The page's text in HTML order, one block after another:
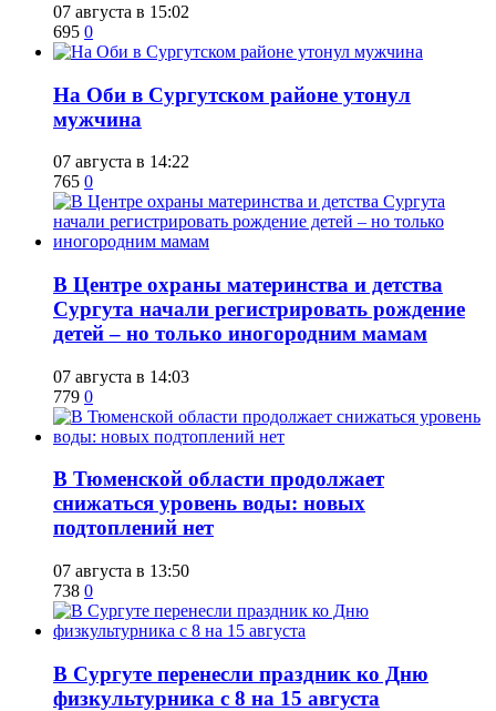
07 августа в 15:02
695 0
​На Оби в Сургутском районе утонул
мужчина
07 августа в 14:22
765 0
​В Центре охраны материнства и детства
Сургута начали регистрировать рождение
детей – но только иногородним мамам
07 августа в 14:03
779 0
​В Тюменской области продолжает
снижаться уровень воды: новых
подтоплений нет
07 августа в 13:50
738 0
​В Сургуте перенесли праздник ко Дню
физкультурника с 8 на 15 августа